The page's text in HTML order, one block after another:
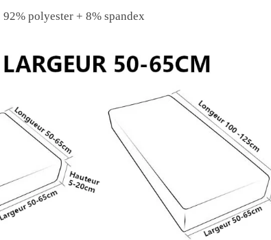
92% polyester + 8% spandex